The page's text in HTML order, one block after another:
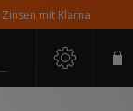
Klarna